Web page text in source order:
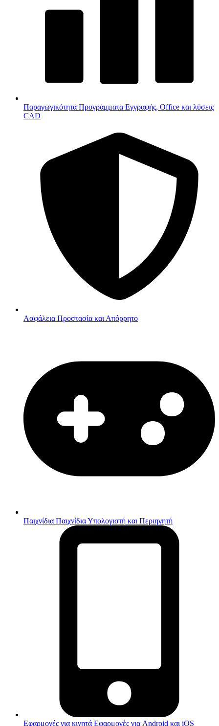
Παραγωγικότητα Προγράμματα Εγγραφής, Office και λύσεις
CAD
Ασφάλεια Προστασία και Απόρρητο
Παιχνίδια Παιχνίδια Υπολογιστή και Περιηγητή
Εφαρμογές για κινητά Εφαρμογές για Android και iOS